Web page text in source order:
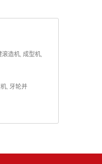
造机, 成型机,
牙轮并